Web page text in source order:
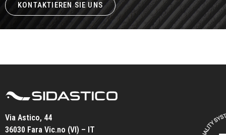
KONTAKTIEREN SIE UNS
Via Astico, 44
36030 Fara Vic.no (VI) – IT